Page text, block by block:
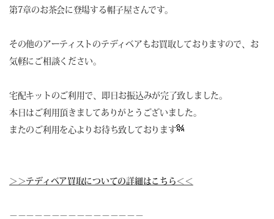
第7章のお茶会に登場する帽子屋さんです。
その他のアーティストのテディベアもお買取しておりますので、お
気軽にご相談ください。
宅配キットのご利用で、即日お振込みが完了致しました。
本日はご利用頂きましてありがとうございました。
またのご利用を心よりお待ち致しております
＞＞テディベア買取についての詳細はこちら＜＜
－－－－－－－－－－－－－－－－